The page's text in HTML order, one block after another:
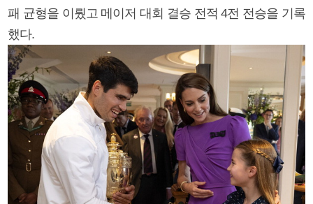
패 균형을 이뤘고 메이저 대회 결승 전적 4전 전승을 기록
했다.